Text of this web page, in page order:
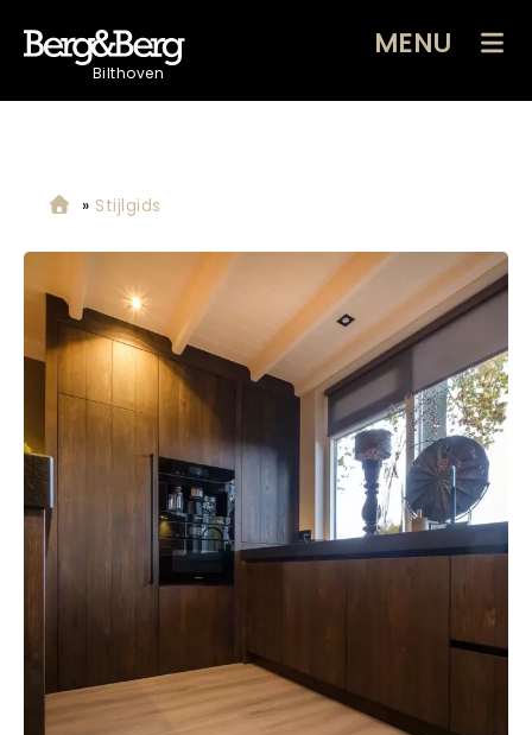
Bilthoven
MENU
» Stijlgids